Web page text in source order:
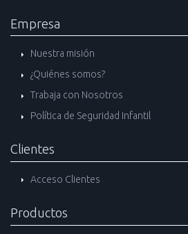
Empresa
Nuestra misión
¿Quiénes somos?
Trabaja con Nosotros
Política de Seguridad Infantil
Clientes
Acceso Clientes
Productos